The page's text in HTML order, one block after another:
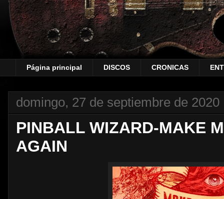
Página principal DISCOS CRONICAS
domingo, 27 de septiembre de 2020
PINBALL WIZARD-MAKE
AGAIN